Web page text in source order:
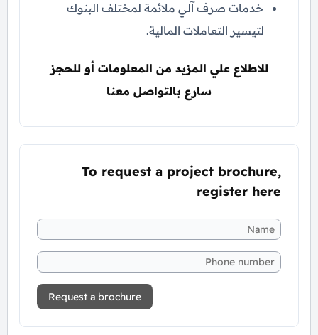
خدمات صرف آلي ملائمة لمختلف البنوك
لتيسير التعاملات المالية.
للاطلاع علي المزيد من المعلومات أو للحجز
سارع بالتواصل معنا
To request a project brochure,
register here
Request a brochure